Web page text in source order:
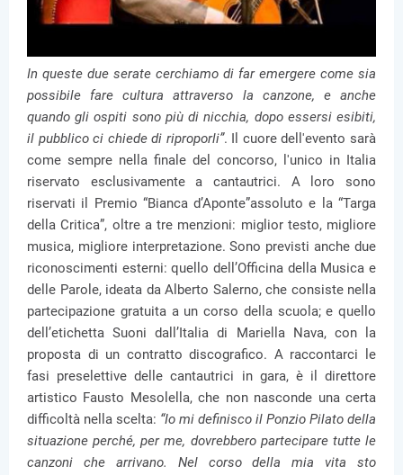
In queste due serate cerchiamo di far emergere come sia
possibile fare cultura attraverso la canzone, e anche
quando gli ospiti sono più di nicchia, dopo essersi esibiti,
il pubblico ci chiede di riproporli”. Il cuore dell'evento sarà
come sempre nella finale del concorso, l'unico in Italia
riservato esclusivamente a cantautrici. A loro sono
riservati il Premio “Bianca d’Aponte”assoluto e la “Targa
della Critica”, oltre a tre menzioni: miglior testo, migliore
musica, migliore interpretazione. Sono previsti anche due
riconoscimenti esterni: quello dell’Officina della Musica e
delle Parole, ideata da Alberto Salerno, che consiste nella
partecipazione gratuita a un corso della scuola; e quello
dell’etichetta Suoni dall’Italia di Mariella Nava, con la
proposta di un contratto discografico. A raccontarci le
fasi preselettive delle cantautrici in gara, è il direttore
artistico Fausto Mesolella, che non nasconde una certa
difficoltà nella scelta: “Io mi definisco il Ponzio Pilato della
situazione perché, per me, dovrebbero partecipare tutte le
canzoni che arrivano. Nel corso della mia vita sto